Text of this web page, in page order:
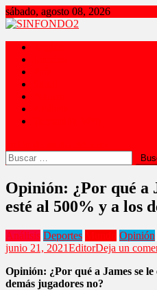
Saltar
al
sábado, agosto 08, 2026
Constrastes
Periodismo de Conciencia
Buscar:
Opinión: ¿Por qué a
esté al 500% y a los
Análisis Deportes Opinión
junio 21, 2021EditorDeja un
Opinión: ¿Por qué a James se
demás jugadores no?